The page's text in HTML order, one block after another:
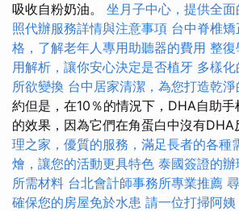
吸收自粉奶油。 坐月子中心，提供全
照代辦服務詳情與注意事項 台中脊椎矯
格，了解老年人專用助聽器的費用 整復
用解析，讓你安心決定是否植牙 多樣
所欲變換 台中居家清潔，為您打造乾
約但是，在10％的情況下，DHA自助
的效果，因為它們在角蛋白中沒有DHA
理之家，優質的服務，滿足長者的各種
燴，讓您的活動更具特色 泰國簽證的
所需材料 台北會計師事務所專業推薦
確保您的房屋免於水患 請一位打掃阿